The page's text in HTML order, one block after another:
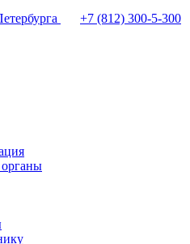
+7 (812) 300-5-300